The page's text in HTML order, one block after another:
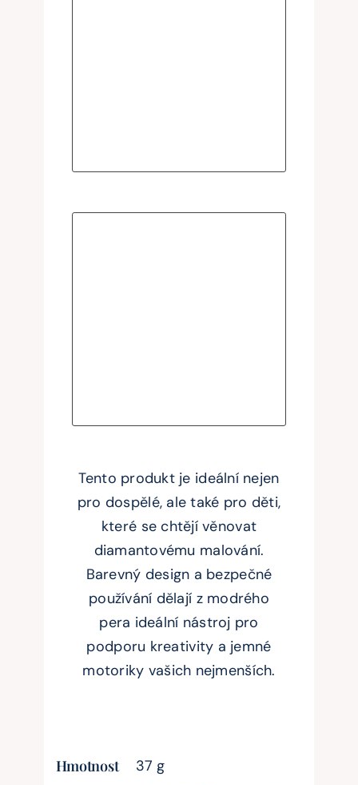
Tento produkt je ideální nejen
pro dospělé, ale také pro děti,
které se chtějí věnovat
diamantovému malování.
Barevný design a bezpečné
používání dělají z modrého
pera ideální nástroj pro
podporu kreativity a jemné
motoriky vašich nejmenších.
Hmotnost 37 g